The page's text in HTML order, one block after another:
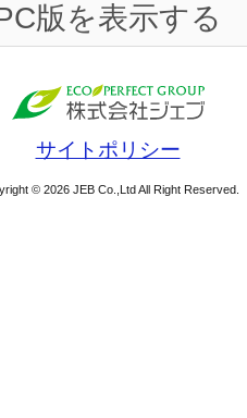
版を表示する
サイトポリシー
© 2026 JEB Co.,Ltd All Right Reserved.